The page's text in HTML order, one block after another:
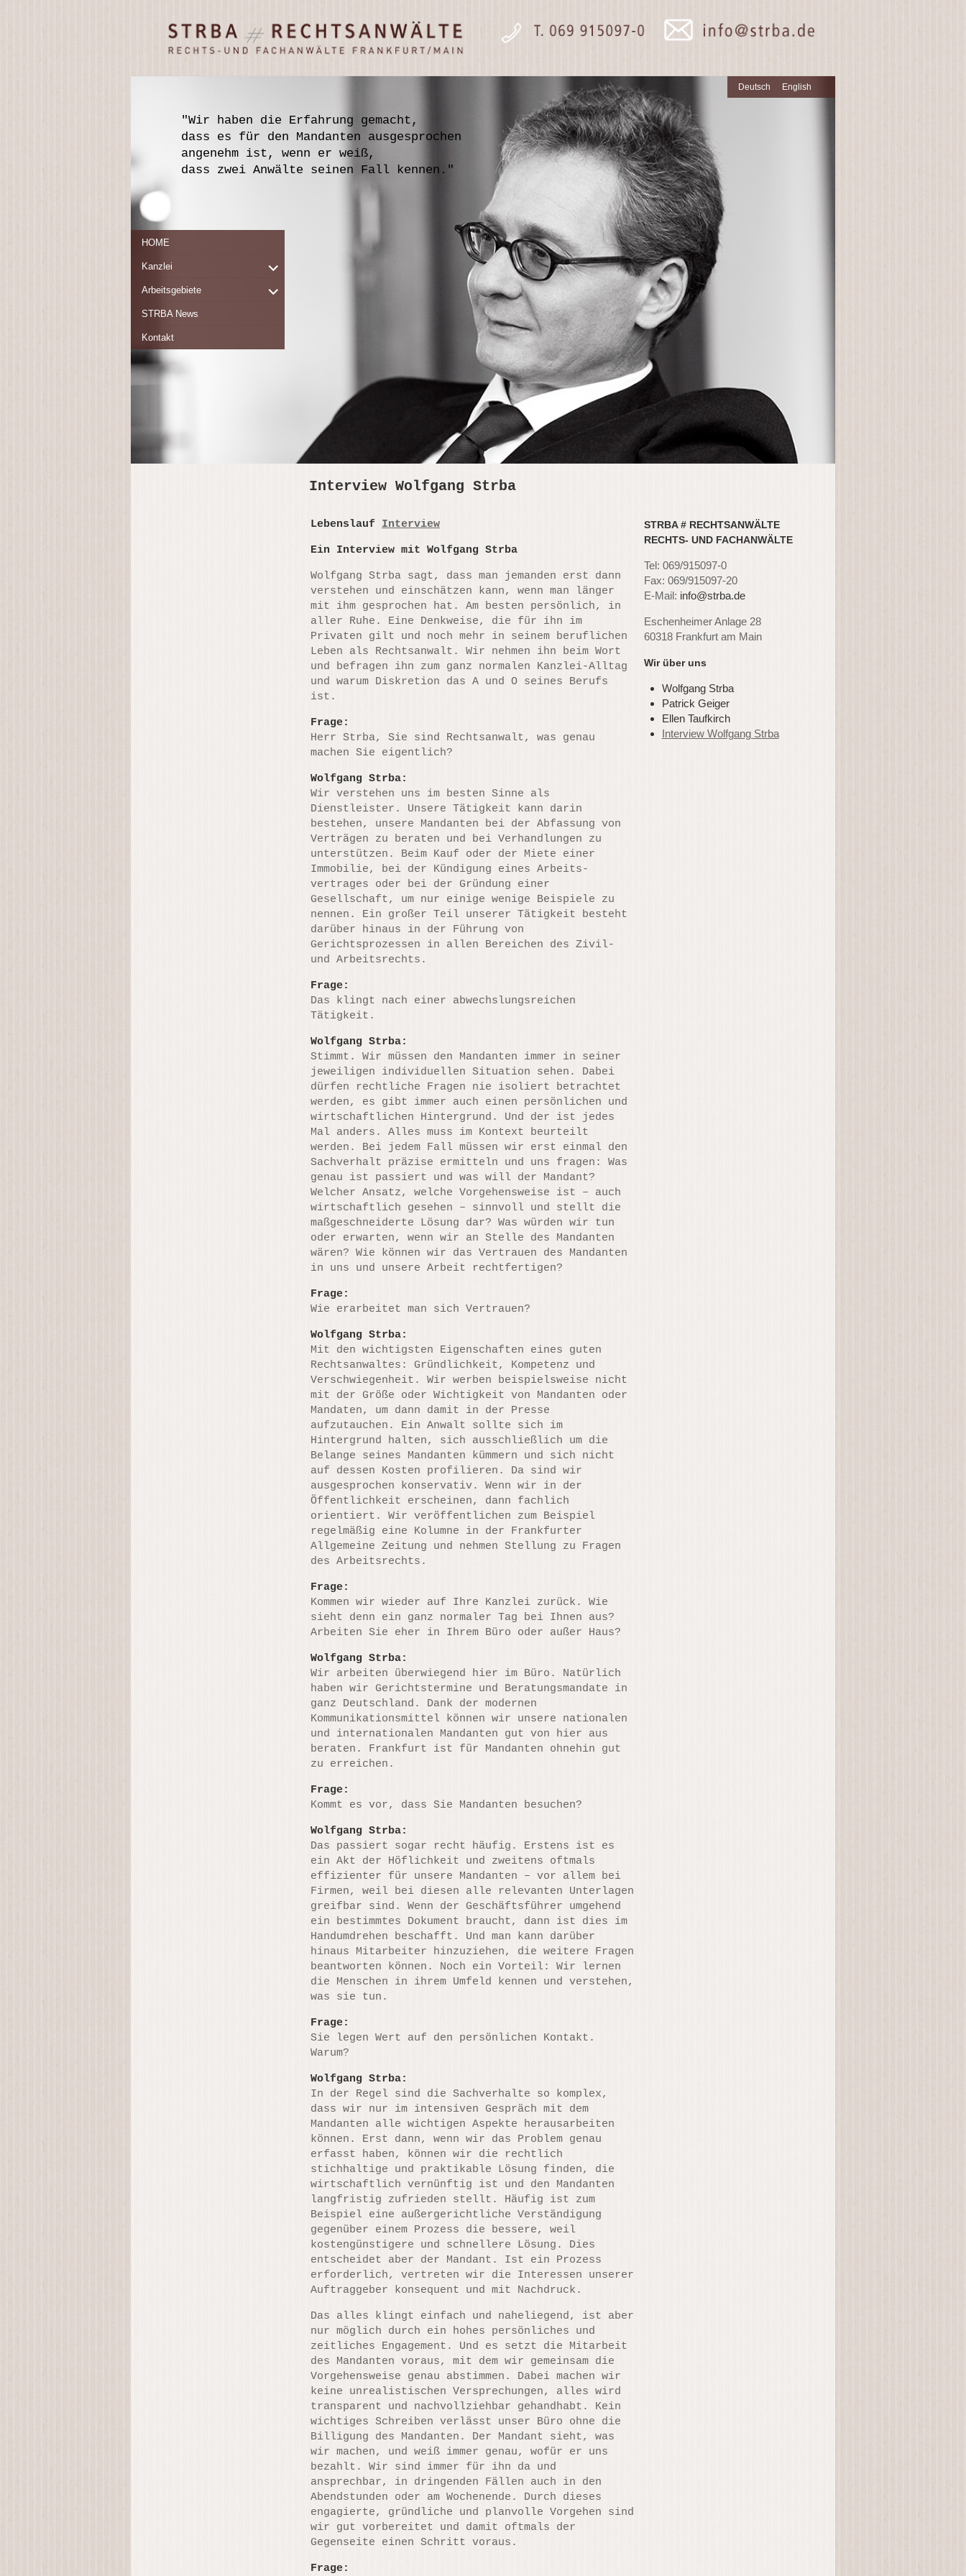
STRBA
Rechtsanwälte
Rechts- und
HOME
Kanzlei
expand
menu
Arbeitsgebiete
expand
STRBA News
Kontakt
Deutsch English
"Wir haben die Erfahrung gemacht,
dass es für den Mandanten ausgesprochen
angenehm ist, wenn er weiß,
dass zwei Anwälte seinen Fall kennen."
Interview Wolfgang Strba
Lebenslauf Interview
Ein Interview mit Wolfgang Strba
Wolfgang Strba sagt, dass man jemanden erst dann
verstehen und einschätzen kann, wenn man länger
mit ihm gesprochen hat. Am besten persönlich, in
aller Ruhe. Eine Denkweise, die für ihn im
Privaten gilt und noch mehr in seinem beruflichen
Leben als Rechtsanwalt. Wir nehmen ihn beim Wort
und befragen ihn zum ganz normalen Kanzlei-Alltag
und warum Diskretion das A und O seines Berufs
ist.
Frage:
Herr Strba, Sie sind Rechtsanwalt, was genau
machen Sie eigentlich?
Wolfgang Strba:
Wir verstehen uns im besten Sinne als
Dienstleister. Unsere Tätigkeit kann darin
bestehen, unsere Mandanten bei der Abfassung von
Verträgen zu beraten und bei Verhandlungen zu
unterstützen. Beim Kauf oder der Miete einer
Immobilie, bei der Kündigung eines Arbeits-
vertrages oder bei der Gründung einer
Gesellschaft, um nur einige wenige Beispiele zu
nennen. Ein großer Teil unserer Tätigkeit besteht
darüber hinaus in der Führung von
Gerichtsprozessen in allen Bereichen des Zivil-
und Arbeitsrechts.
Frage:
Das klingt nach einer abwechslungsreichen
Tätigkeit.
Wolfgang Strba:
Stimmt. Wir müssen den Mandanten immer in seiner
jeweiligen individuellen Situation sehen. Dabei
dürfen rechtliche Fragen nie isoliert betrachtet
werden, es gibt immer auch einen persönlichen und
wirtschaftlichen Hintergrund. Und der ist jedes
Mal anders. Alles muss im Kontext beurteilt
werden. Bei jedem Fall müssen wir erst einmal den
Sachverhalt präzise ermitteln und uns fragen: Was
genau ist passiert und was will der Mandant?
Welcher Ansatz, welche Vorgehensweise ist – auch
wirtschaftlich gesehen – sinnvoll und stellt die
maßgeschneiderte Lösung dar? Was würden wir tun
oder erwarten, wenn wir an Stelle des Mandanten
wären? Wie können wir das Vertrauen des Mandanten
in uns und unsere Arbeit rechtfertigen?
Frage:
Wie erarbeitet man sich Vertrauen?
Wolfgang Strba:
Mit den wichtigsten Eigenschaften eines guten
Rechtsanwaltes: Gründlichkeit, Kompetenz und
Verschwiegenheit. Wir werben beispielsweise nicht
mit der Größe oder Wichtigkeit von Mandanten oder
Mandaten, um dann damit in der Presse
aufzutauchen. Ein Anwalt sollte sich im
Hintergrund halten, sich ausschließlich um die
Belange seines Mandanten kümmern und sich nicht
auf dessen Kosten profilieren. Da sind wir
ausgesprochen konservativ. Wenn wir in der
Öffentlichkeit erscheinen, dann fachlich
orientiert. Wir veröffentlichen zum Beispiel
regelmäßig eine Kolumne in der Frankfurter
Allgemeine Zeitung und nehmen Stellung zu Fragen
des Arbeitsrechts.
Frage:
Kommen wir wieder auf Ihre Kanzlei zurück. Wie
sieht denn ein ganz normaler Tag bei Ihnen aus?
Arbeiten Sie eher in Ihrem Büro oder außer Haus?
Wolfgang Strba:
Wir arbeiten überwiegend hier im Büro. Natürlich
haben wir Gerichtstermine und Beratungsmandate in
ganz Deutschland. Dank der modernen
Kommunikationsmittel können wir unsere nationalen
und internationalen Mandanten gut von hier aus
beraten. Frankfurt ist für Mandanten ohnehin gut
zu erreichen.
Frage:
Kommt es vor, dass Sie Mandanten besuchen?
Wolfgang Strba:
Das passiert sogar recht häufig. Erstens ist es
ein Akt der Höflichkeit und zweitens oftmals
effizienter für unsere Mandanten – vor allem bei
Firmen, weil bei diesen alle relevanten Unterlagen
greifbar sind. Wenn der Geschäftsführer umgehend
ein bestimmtes Dokument braucht, dann ist dies im
Handumdrehen beschafft. Und man kann darüber
hinaus Mitarbeiter hinzuziehen, die weitere Fragen
beantworten können. Noch ein Vorteil: Wir lernen
die Menschen in ihrem Umfeld kennen und verstehen,
was sie tun.
Frage:
Sie legen Wert auf den persönlichen Kontakt.
Warum?
Wolfgang Strba:
In der Regel sind die Sachverhalte so komplex,
dass wir nur im intensiven Gespräch mit dem
Mandanten alle wichtigen Aspekte herausarbeiten
können. Erst dann, wenn wir das Problem genau
erfasst haben, können wir die rechtlich
stichhaltige und praktikable Lösung finden, die
wirtschaftlich vernünftig ist und den Mandanten
langfristig zufrieden stellt. Häufig ist zum
Beispiel eine außergerichtliche Verständigung
gegenüber einem Prozess die bessere, weil
kostengünstigere und schnellere Lösung. Dies
entscheidet aber der Mandant. Ist ein Prozess
erforderlich, vertreten wir die Interessen unserer
Auftraggeber konsequent und mit Nachdruck.
Das alles klingt einfach und naheliegend, ist aber
nur möglich durch ein hohes persönliches und
zeitliches Engagement. Und es setzt die Mitarbeit
des Mandanten voraus, mit dem wir gemeinsam die
Vorgehensweise genau abstimmen. Dabei machen wir
keine unrealistischen Versprechungen, alles wird
transparent und nachvollziehbar gehandhabt. Kein
wichtiges Schreiben verlässt unser Büro ohne die
Billigung des Mandanten. Der Mandant sieht, was
wir machen, und weiß immer genau, wofür er uns
bezahlt. Wir sind immer für ihn da und
ansprechbar, in dringenden Fällen auch in den
Abendstunden oder am Wochenende. Durch dieses
engagierte, gründliche und planvolle Vorgehen sind
wir gut vorbereitet und damit oftmals der
Gegenseite einen Schritt voraus.
Frage:
STRBA # RECHTSANWÄLTE
RECHTS- UND FACHANWÄLTE
Tel: 069/915097-0
Fax: 069/915097-20
E-Mail: info@strba.de
Eschenheimer Anlage 28
60318 Frankfurt am Main
Wir über uns
Wolfgang Strba
Patrick Geiger
Ellen Taufkirch
Interview Wolfgang Strba